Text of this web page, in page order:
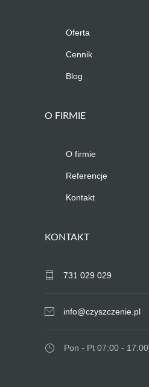
Oferta
Cennik
Blog
O FIRMIE
O firmie
Referencje
Kontakt
KONTAKT
731 029 029
info@czyszczenie.pl
Pon - Pt 07:00 - 17:00